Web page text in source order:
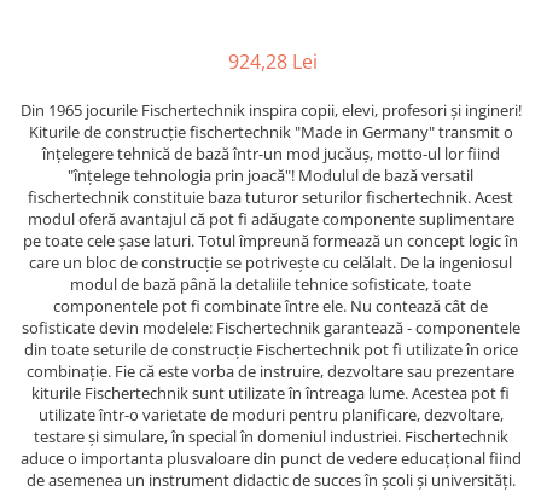
924,28 Lei
Din 1965 jocurile Fischertechnik inspira copii, elevi, profesori și ingineri!
Kiturile de construcție fischertechnik "Made in Germany" transmit o
înțelegere tehnică de bază într-un mod jucăuș, motto-ul lor fiind
"înțelege tehnologia prin joacă"! Modulul de bază versatil
fischertechnik constituie baza tuturor seturilor fischertechnik. Acest
modul oferă avantajul că pot fi adăugate componente suplimentare
pe toate cele șase laturi. Totul împreună formează un concept logic în
care un bloc de construcție se potrivește cu celălalt. De la ingeniosul
modul de bază până la detaliile tehnice sofisticate, toate
componentele pot fi combinate între ele. Nu contează cât de
sofisticate devin modelele: Fischertechnik garantează - componentele
din toate seturile de construcție Fischertechnik pot fi utilizate în orice
combinație. Fie că este vorba de instruire, dezvoltare sau prezentare
kiturile Fischertechnik sunt utilizate în întreaga lume. Acestea pot fi
utilizate într-o varietate de moduri pentru planificare, dezvoltare,
testare și simulare, în special în domeniul industriei. Fischertechnik
aduce o importanta plusvaloare din punct de vedere educațional fiind
de asemenea un instrument didactic de succes în școli și universități.